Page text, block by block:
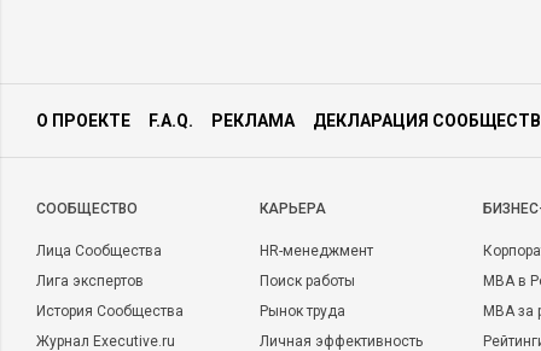
О ПРОЕКТЕ F.A.Q. РЕКЛАМА ДЕКЛАРАЦИЯ
CООБЩЕСТВО
Лица Сообщества
Лига экспертов
История Сообщества
Журнал Executive.ru
КАРЬЕРА
HR-менеджмент
Поиск работы
Рынок труда
Личная эффективность
MBA в
MBA